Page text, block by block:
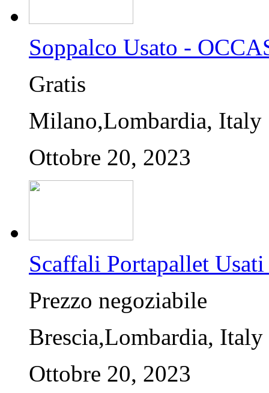
Soppalco Usato -
Gratis
Milano,Lombardia, Italy
Ottobre 20, 2023
Scaffali Portapallet
Prezzo negoziabile
Brescia,Lombardia, Italy
Ottobre 20, 2023